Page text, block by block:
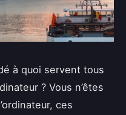
à quoi servent tous
? Vous n’êtes
ces